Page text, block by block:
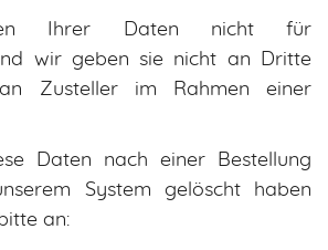
Ihrer Daten nicht für
wir geben sie nicht an Dritte
Zusteller im Rahmen einer
Daten nach einer Bestellung
System gelöscht haben
an: